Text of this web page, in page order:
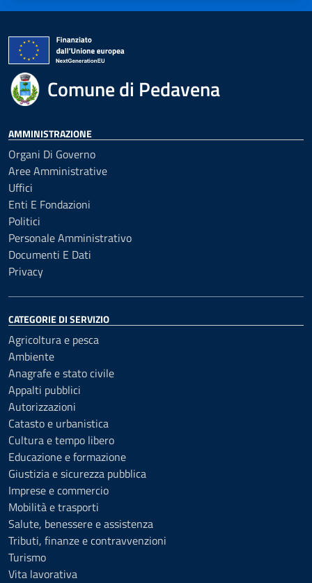
Comune di Pedavena
AMMINISTRAZIONE
Organi Di Governo
Aree Amministrative
Uffici
Enti E Fondazioni
Politici
Personale Amministrativo
Documenti E Dati
Privacy
CATEGORIE DI SERVIZIO
Agricoltura e pesca
Ambiente
Anagrafe e stato civile
Appalti pubblici
Autorizzazioni
Catasto e urbanistica
Cultura e tempo libero
Educazione e formazione
Giustizia e sicurezza pubblica
Imprese e commercio
Mobilità e trasporti
Salute, benessere e assistenza
Tributi, finanze e contravvenzioni
Turismo
Vita lavorativa